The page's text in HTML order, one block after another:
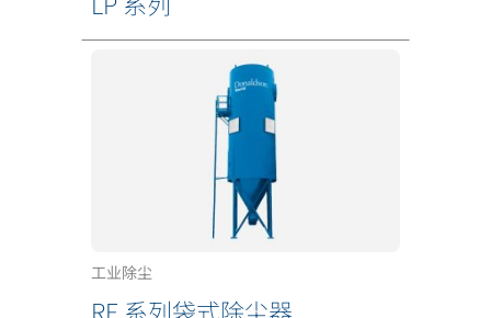
工业除尘
RF 系列袋式除尘器